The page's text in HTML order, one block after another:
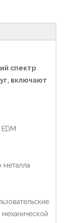
спектр
включают
металла